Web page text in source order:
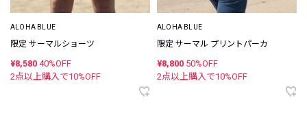
ALOHA BLUE
限定 サーマルショーツ
¥8,580 40%OFF
2点以上購入で10%OFF
ALOHA BLUE
限定 サーマル プリントパーカ
¥8,800 50%OFF
2点以上購入で10%OFF